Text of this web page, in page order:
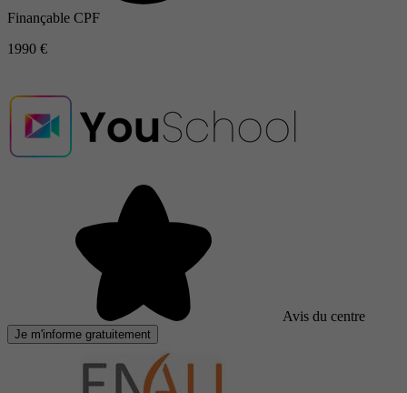
Finançable CPF
1990 €
Avis du centre
Je m'informe gratuitement